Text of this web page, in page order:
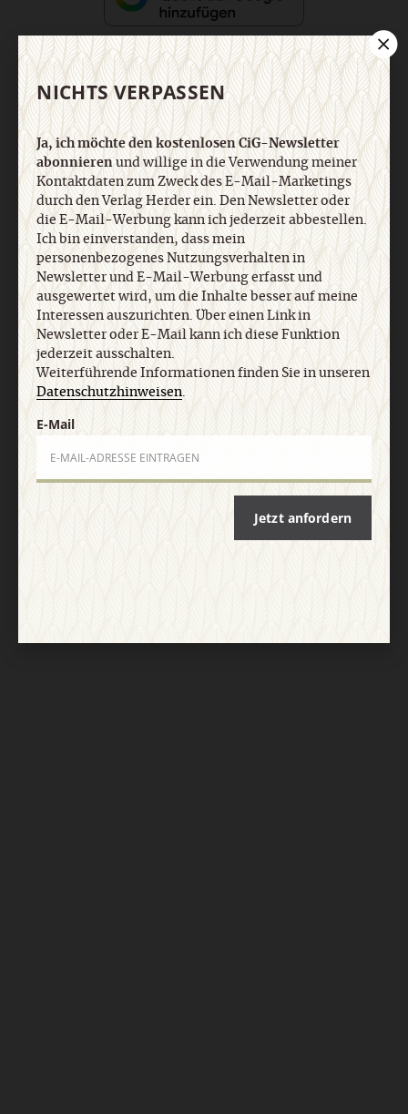
Nach oben
NICHTS VERPASSEN
Ja, ich möchte den kostenlosen CiG-Newsletter
abonnierenund willige in die Verwendung meiner
Kontaktdaten zum Zweck des E-Mail-Marketings
durch den Verlag Herder ein. Den Newsletter oder
die E-Mail-Werbung kann ich jederzeit abbestellen.
Ich bin einverstanden, dass mein
personenbezogenes Nutzungsverhalten in
Newsletter und E-Mail-Werbung erfasst und
ausgewertet wird, um die Inhalte besser auf meine
Interessen auszurichten. Über einen Link in
Newsletter oder E-Mail kann ich diese Funktion
jederzeit ausschalten.
Weiterführende Informationen finden Sie in unseren
Datenschutzhinweisen.
E-Mail
Jetzt anfordern